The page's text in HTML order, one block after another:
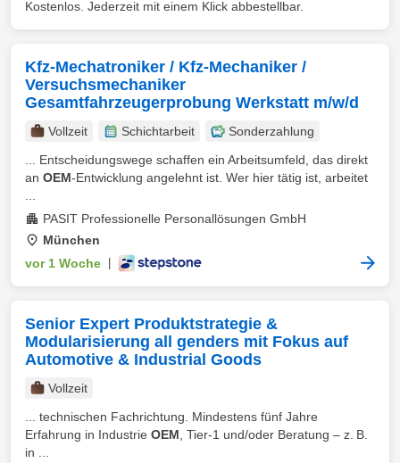
Kostenlos. Jederzeit mit einem Klick abbestellbar.
Kfz-Mechatroniker / Kfz-Mechaniker /
Versuchsmechaniker
Gesamtfahrzeugerprobung Werkstatt m/w/d
Vollzeit Schichtarbeit
Sonderzahlung
... Entscheidungswege schaffen ein Arbeitsumfeld, das direkt
an OEM-Entwicklung angelehnt ist. Wer hier tätig ist, arbeitet
PASIT Professionelle Personallösungen GmbH
München
vor 1 Woche
Senior Expert Produktstrategie &
Modularisierung all genders mit Fokus auf
Automotive & Industrial Goods
Vollzeit
... technischen Fachrichtung. Mindestens fünf Jahre
Erfahrung in Industrie OEM , Tier‑1 und/oder Beratung – z. B.
in ...